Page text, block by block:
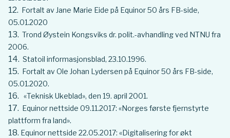
Fortalt av Jane Marie Eide på Equinor 50 års FB-side,
05.01.2020
Trond Øystein Kongsviks dr. polit.-avhandling ved NTNU fra
2006.
Statoil informasjonsblad, 23.10.1996.
Fortalt av Ole Johan Lydersen på Equinor 50 års FB-side,
05.01.2020.
«Teknisk Ukeblad», den 19. april 2001.
Equinor nettside 09.11.2017: «Norges første fjernstyrte
plattform fra land».
Equinor nettside 22.05.2017: «Digitalisering for økt